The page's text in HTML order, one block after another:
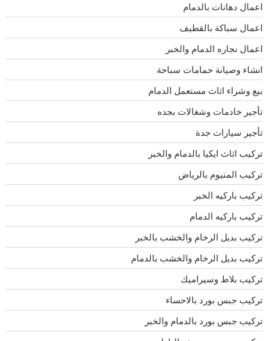
اعمال دهانات بالدمام
اعمال سباكة بالقطيف
اعمال نجاره الدمام والخبر
انشاء وصيانة حمامات سباحة
بيع وشراء اثاث مستعمل الدمام
تأجير خادمات وشغالات بجده
تأجير سيارات جدة
تركيب اثاث ايكيا بالدمام والخبر
تركيب المنيوم بالرياض
تركيب باركيه الخبر
تركيب باركيه الدمام
تركيب بديل الرخام والخشب بالخبر
تركيب بديل الرخام والخشب بالدمام
تركيب بلاط وسيراميك
تركيب جبس بورد بالاحساء
تركيب جبس بورد بالدمام والخبر